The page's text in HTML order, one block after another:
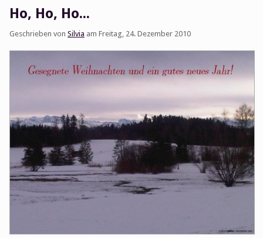
Ho, Ho, Ho...
Geschrieben von Silvia am Freitag, 24. Dezember 2010